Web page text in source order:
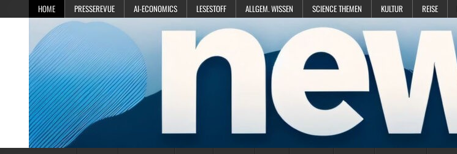
HOME PRESSEREVUE AI-ECONOMICS LESESTOFF ALLGEM. WISSEN SCIENCE THEMEN KULTUR REISE